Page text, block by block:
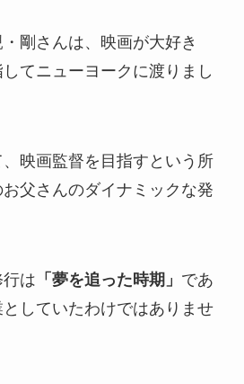
剛さんは、映画が大好き
てニューヨークに渡りまし
映画監督を目指すという所
父さんのダイナミックな発
は 「夢を追った時期」 であ
していたわけではありませ